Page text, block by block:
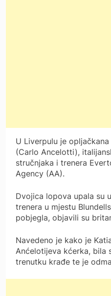
U Liverpulu je
(Carlo Ancelotti),
stručnjaka i trenera
Agency (AA).
Dvojica lopova upala su
trenera u mjestu
pobjegla, objavili su
Navedeno je kako je
Anćelotijeva kćerka, bila
trenutku krađe te je